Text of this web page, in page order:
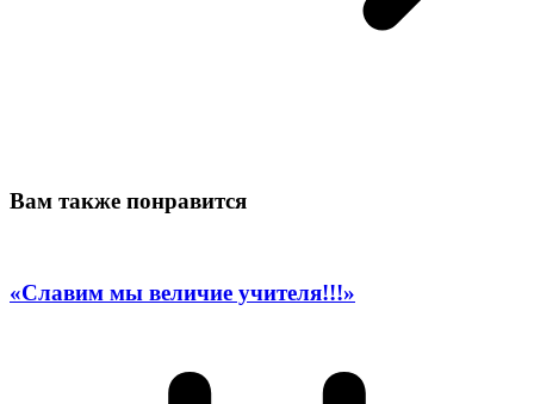
Вам также понравится
«Славим мы величие учителя!!!»